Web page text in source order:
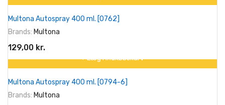
Multona Autospray 400 ml. [0762]
Brands: Multona
129,00 kr.
+ Læg I Indkøbskurv
Multona Autospray 400 ml. [0794-6]
Brands: Multona